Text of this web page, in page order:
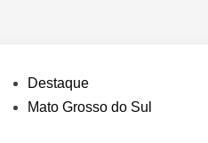
PostedDestaque
Mato Grosso do Sul